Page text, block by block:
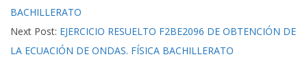
BACHILLERATO
Next Post: EJERCICIO RESUELTO F2BE2096 DE OBTENCIÓN DE
LA ECUACIÓN DE ONDAS. FÍSICA BACHILLERATO